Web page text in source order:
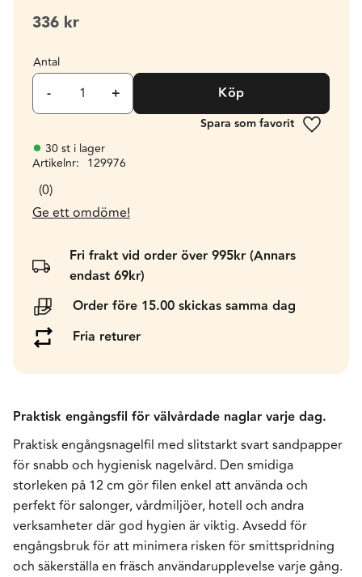
336 kr
Antal
+
- Köp
Lägg till
30 st i lager
Artikelnr
129976
0
Ge ett omdöme!
Fri frakt vid order över 995kr (Annars
endast 69kr)
Order före 15.00 skickas samma dag
Fria returer
Praktisk engångsfil för välvårdade naglar varje dag.
Praktisk engångsnagelfil med slitstarkt svart sandpapper
för snabb och hygienisk nagelvård. Den smidiga
storleken på 12 cm gör filen enkel att använda och
perfekt för salonger, vårdmiljöer, hotell och andra
verksamheter där god hygien är viktig. Avsedd för
engångsbruk för att minimera risken för smittspridning
och säkerställa en fräsch användarupplevelse varje gång.